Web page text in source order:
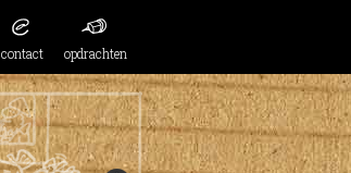
contact opdrachten